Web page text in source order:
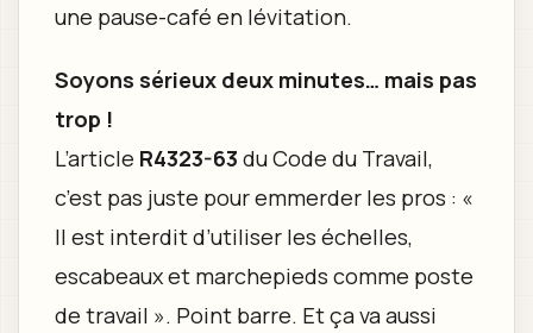
une pause-café en lévitation.
Soyons sérieux deux minutes… mais pas
trop !
L’article R4323-63 du Code du Travail,
c’est pas juste pour emmerder les pros : «
Il est interdit d’utiliser les échelles,
escabeaux et marchepieds comme poste
de travail ». Point barre. Et ça va aussi